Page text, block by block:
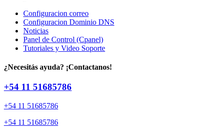
Configuracion correo
Configuracion Dominio DNS
Noticias
Panel de Control (Cpanel)
Tutoriales y Video Soporte
¿Necesitás ayuda? ¡Contactanos!
+54 11 51685786
+54 11 51685786
+54 11 51685786